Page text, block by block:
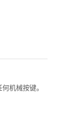
机械按键。